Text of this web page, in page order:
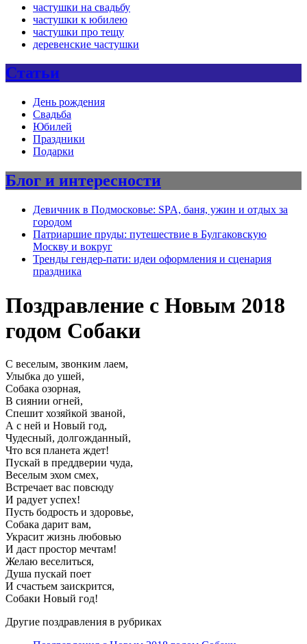
частушки на свадьбу
частушки к юбилею
частушки про тещу
деревенские частушки
Статьи
День рождения
Свадьба
Юбилей
Праздники
Подарки
Блог и интересности
Девичник в Подмосковье: SPA, баня, ужин и отдых за
городом
Патриаршие пруды: путешествие в Булгаковскую
Москву и вокруг
Тренды гендер-пати: идеи оформления и сценария
праздника
Поздравление с Новым 2018
годом Собаки
С веселым, звонким лаем,
Улыбка до ушей,
Собака озорная,
В сиянии огней,
Спешит хозяйкой званой,
А с ней и Новый год,
Чудесный, долгожданный,
Что вся планета ждет!
Пускай в преддверии чуда,
Веселым эхом смех,
Встречает вас повсюду
И радует успех!
Пусть бодрость и здоровье,
Собака дарит вам,
Украсит жизнь любовью
И даст простор мечтам!
Желаю веселиться,
Душа пускай поет
И счастьем заискрится,
Собаки Новый год!
Другие поздравления в рубриках